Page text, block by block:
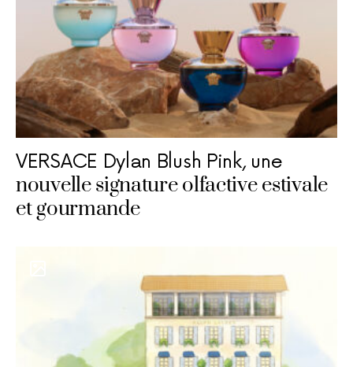
VERSACE Dylan Blush Pink, une
nouvelle signature olfactive estivale
et gourmande